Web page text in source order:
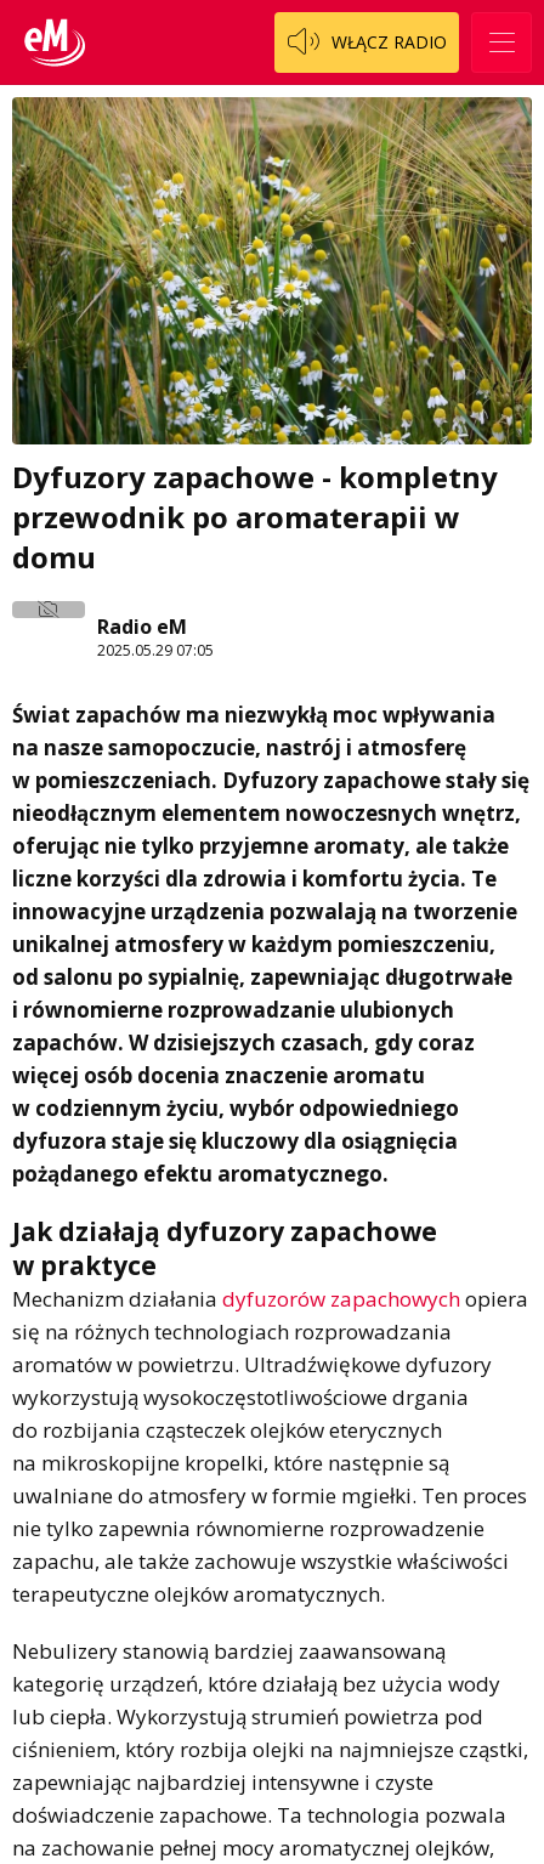
WŁĄCZ RADIO
Dyfuzory zapachowe - kompletny
przewodnik po aromaterapii w
domu
Radio eM
2025.05.29 07:05
Świat zapachów ma niezwykłą moc wpływania
na nasze samopoczucie, nastrój i atmosferę
w pomieszczeniach. Dyfuzory zapachowe stały się
nieodłącznym elementem nowoczesnych wnętrz,
oferując nie tylko przyjemne aromaty, ale także
liczne korzyści dla zdrowia i komfortu życia. Te
innowacyjne urządzenia pozwalają na tworzenie
unikalnej atmosfery w każdym pomieszczeniu,
od salonu po sypialnię, zapewniając długotrwałe
i równomierne rozprowadzanie ulubionych
zapachów. W dzisiejszych czasach, gdy coraz
więcej osób docenia znaczenie aromatu
w codziennym życiu, wybór odpowiedniego
dyfuzora staje się kluczowy dla osiągnięcia
pożądanego efektu aromatycznego.
Jak działają dyfuzory zapachowe
w praktyce
Mechanizm działania dyfuzorów zapachowychopiera
się na różnych technologiach rozprowadzania
aromatów w powietrzu. Ultradźwiękowe dyfuzory
wykorzystują wysokoczęstotliwościowe drgania
do rozbijania cząsteczek olejków eterycznych
na mikroskopijne kropelki, które następnie są
uwalniane do atmosfery w formie mgiełki. Ten proces
nie tylko zapewnia równomierne rozprowadzenie
zapachu, ale także zachowuje wszystkie właściwości
terapeutyczne olejków aromatycznych.
Nebulizery stanowią bardziej zaawansowaną
kategorię urządzeń, które działają bez użycia wody
lub ciepła. Wykorzystują strumień powietrza pod
ciśnieniem, który rozbija olejki na najmniejsze cząstki,
zapewniając najbardziej intensywne i czyste
doświadczenie zapachowe. Ta technologia pozwala
na zachowanie pełnej mocy aromatycznej olejków,